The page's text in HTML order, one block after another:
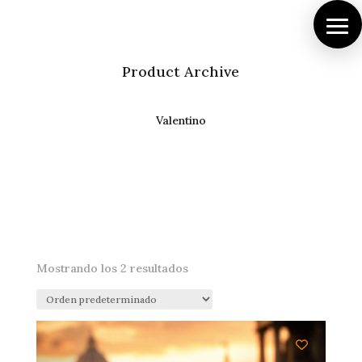
Product Archive
Valentino
Mostrando los 2 resultados
¡Oferta!